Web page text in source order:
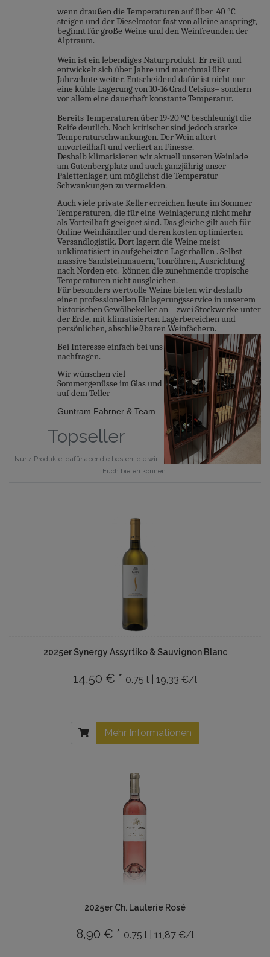
wenn draußen die Temperaturen auf über 40 °C
steigen und der Dieselmotor fast von alleine anspringt,
beginnt für große Weine und den Weinfreunden der
Alptraum.
Wein ist ein lebendiges Naturprodukt. Er reift und
entwickelt sich über Jahre und manchmal über
Jahrzehnte weiter. Entscheidend dafür ist nicht nur
eine kühle Lagerung von 10-16 Grad Celsius– sondern
vor allem eine dauerhaft konstante Temperatur.
Bereits Temperaturen über 19-20 °C beschleunigt die
Reife deutlich. Noch kritischer sind jedoch starke
Temperaturschwankungen. Der Wein altert
unvorteilhaft und verliert an Finesse.
Deshalb klimatisieren wir aktuell unseren Weinlade
am Gutenbergplatz und auch ganzjährig unser
Palettenlager, um möglichst die Temperatur
Schwankungen zu vermeiden.
Auch viele private Keller erreichen heute im Sommer
Temperaturen, die für eine Weinlagerung nicht mehr
als Vorteilhaft geeignet sind. Das gleiche gilt auch für
Online Weinhändler und deren kosten optimierten
Versandlogistik. Dort lagern die Weine meist
unklimatisiert in aufgeheizten Lagerhallen . Selbst
massive Sandsteinmauern, Tonröhren, Ausrichtung
nach Norden etc. können die zunehmende tropische
Temperaturen nicht ausgleichen.
Für besonders wertvolle Weine bieten wir deshalb
einen professionellen Einlagerungsservice in unserem
historischen Gewölbekeller an – zwei Stockwerke unter
der Erde, mit klimatisierten Lagerbereichen und
persönlichen, abschließbaren Weinfächern.
Bei Interesse einfach bei uns
nachfragen.
Wir wünschen viel
Sommergenüsse im Glas und
auf dem Teller
Guntram Fahrner & Team
Topseller
Nur 4 Produkte, dafür aber die besten, die wir
Euch bieten können.
2025er Synergy Assyrtiko & Sauvignon Blanc
14,50 € * 0.75 l | 19,33 €/l
Mehr Informationen
2025er Ch. Laulerie Rosé
8,90 € * 0.75 l | 11,87 €/l